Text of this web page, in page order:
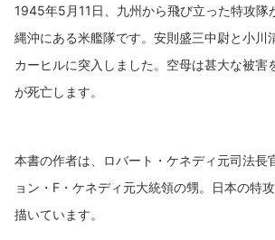
1945年5月11日、九州から飛び立った特攻隊
縄沖にある米艦隊です。安則盛三中尉と小川
カーヒルに突入しました。空母は甚大な被害
が死亡します。
本書の作者は、ロバート・ケネディ元司法長
ョン・F・ケネディ元大統領の甥。日本の特
描いています。